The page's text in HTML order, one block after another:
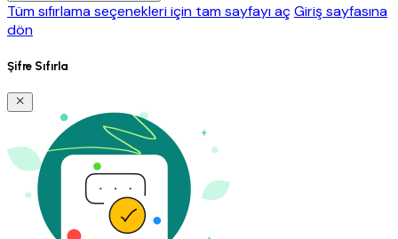
Tüm sıfırlama seçenekleri için tam sayfayı açGiriş sayfasına
dön
Şifre Sıfırla